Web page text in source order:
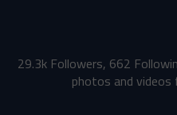
29.3k Followers, 662
photos and videos